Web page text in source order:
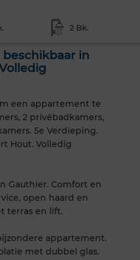
2 Bk.
in
een appartement te
2 privébadkamers,
5e Verdieping.
Hout. Volledig
Gauthier. Comfort en
open haard en
terras en lift.
appartement.
met dubbel glas.